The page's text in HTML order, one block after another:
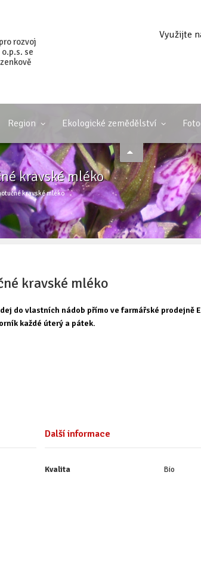
rozvoj
se
Využijte
Region Ekologické zemědělství
kravské mléko
kravské mléko
kravské mléko
do vlastních nádob přímo ve farmářské prodejně
každé úterý a pátek.
Další informace
Kvalita Bio